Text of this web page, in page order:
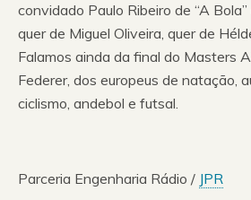
convidado Paulo Ribeiro de “A
quer de Miguel Oliveira, quer de
Falamos ainda da final do Masters
Federer, dos europeus de natação,
ciclismo, andebol e futsal.
Parceria Engenharia Rádio / JPR